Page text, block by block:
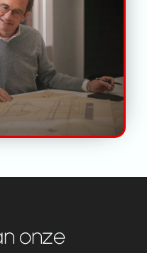
onze